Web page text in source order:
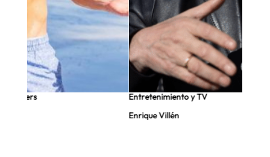
Entretenimiento y TV
Enrique Villén